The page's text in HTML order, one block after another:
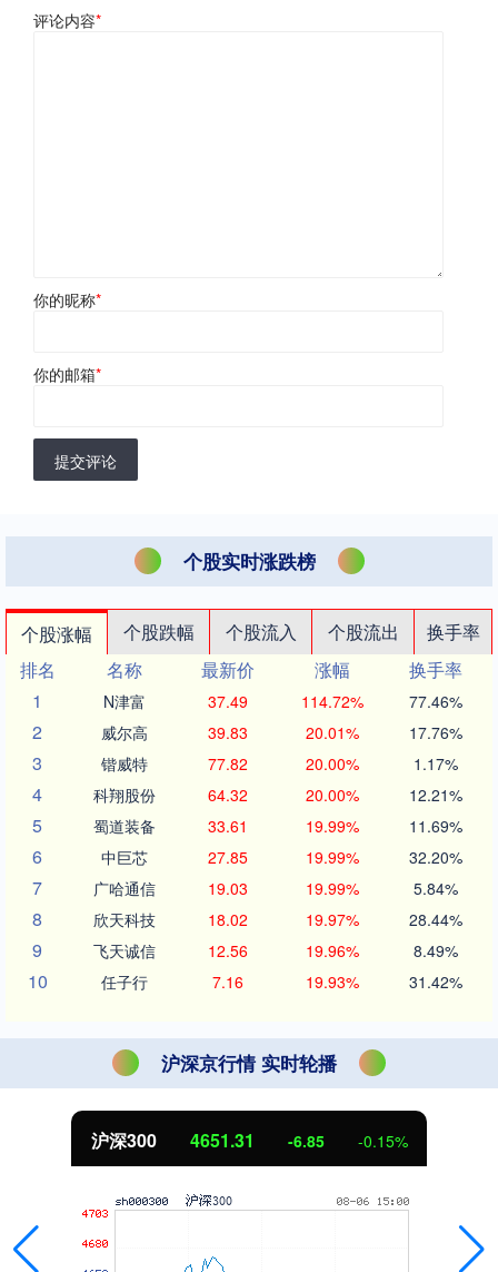
评论内容*
你的昵称*
你的邮箱*
提交评论
个股实时涨跌榜
个股涨幅 个股跌幅 个股流入 个股流出
换手率
排名
名称 最新价 涨幅
换手率
1
N津富 37.49 114.72% 77.46%
2 威尔高 39.83 20.01% 17.76%
3 锴威特 77.82 20.00% 1.17%
4 科翔股份 64.32 20.00% 12.21%
5 蜀道装备 33.61 19.99% 11.69%
6 中巨芯 27.85 19.99% 32.20%
7 广哈通信 19.03 19.99% 5.84%
8 欣天科技 18.02 19.97% 28.44%
9 飞天诚信 12.56 19.96% 8.49%
10 任子行 7.16 19.93% 31.42%
沪深京行情 实时轮播
沪深300 4651.31 -6.85 -0.15%